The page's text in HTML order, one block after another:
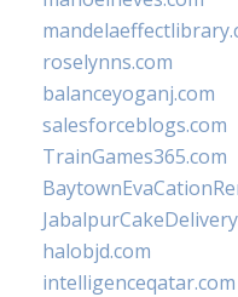
roselynns.com
balanceyoganj.com
salesforceblogs.com
TrainGames365.com
halobjd.com
intelligenceqatar.com